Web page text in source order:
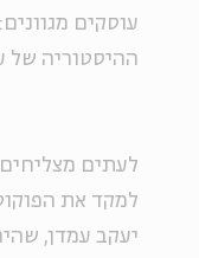
ההיסטוריה של
לעתים
למקד את